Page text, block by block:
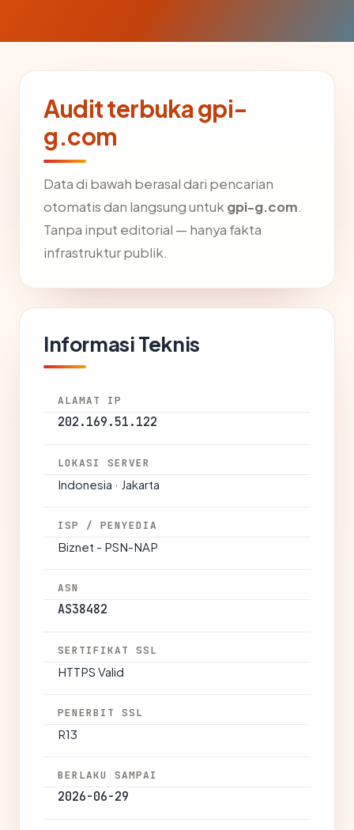
Audit terbuka gpi-
g.com
Data di bawah berasal dari pencarian
otomatis dan langsung untuk gpi-g.com.
Tanpa input editorial — hanya fakta
infrastruktur publik.
Informasi Teknis
ALAMAT IP
202.169.51.122
LOKASI SERVER
Indonesia · Jakarta
ISP / PENYEDIA
Biznet - PSN-NAP
ASN
AS38482
SERTIFIKAT SSL
HTTPS Valid
PENERBIT SSL
R13
BERLAKU SAMPAI
2026-06-29